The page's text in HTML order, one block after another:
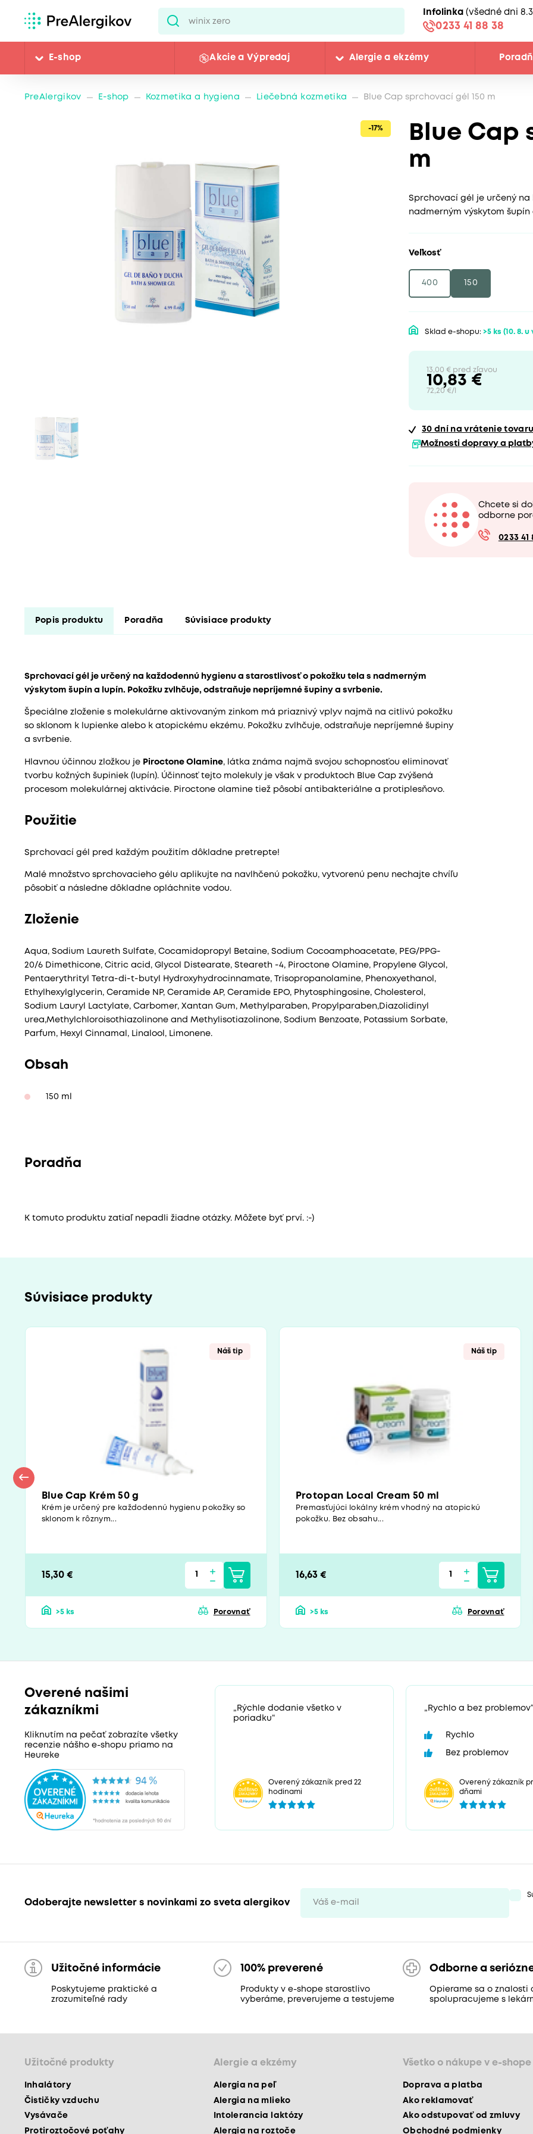
Infolinka (všedné dni
0233 41 88 38
E-shop Akcie a Výpredaj Alergie a ekzémy
PreAlergikov E-shop Kozmetika a hygiena Liečebná kozmetika Blue Cap sprchovací gél 150 m
Blue Cap
m
-17%
Sprchovací gél je určený
nadmerným výskytom šupín
Veľkosť
400 150
Sklad e-shopu: >5 ks (10. 8. u
13,00 € pred zľavou
10,83 €
72,20 €/l
30 dní na vrátenie tovaru
Možnosti dopravy a
Chcete si
odborne
0233 41
Popis produktu Poradňa Súvisiace produkty
Sprchovací gél je určený na každodennú hygienu a starostlivosť o pokožku tela s nadmerným
výskytom šupín a lupín. Pokožku zvlhčuje, odstraňuje nepríjemné šupiny a svrbenie.
Špeciálne zloženie s molekulárne aktivovaným zinkom má priaznivý vplyv najmä na citlivú pokožku
so sklonom k lupienke alebo k atopickému ekzému. Pokožku zvlhčuje, odstraňuje nepríjemné šupiny
a svrbenie.
Hlavnou účinnou zložkou je Piroctone Olamine, látka známa najmä svojou schopnosťou eliminovať
tvorbu kožných šupiniek (lupín). Účinnosť tejto molekuly je však v produktoch Blue Cap zvýšená
procesom molekulárnej aktivácie. Piroctone olamine tiež pôsobí antibakteriálne a protiplesňovo.
Použitie
Sprchovací gél pred každým použitím dôkladne pretrepte!
Malé množstvo sprchovacieho gélu aplikujte na navlhčenú pokožku, vytvorenú penu nechajte chvíľu
pôsobiť a následne dôkladne opláchnite vodou.
Zloženie
Aqua, Sodium Laureth Sulfate, Cocamidopropyl Betaine, Sodium Cocoamphoacetate, PEG/PPG-
20/6 Dimethicone, Citric acid, Glycol Distearate, Steareth -4, Piroctone Olamine, Propylene Glycol,
Pentaerythrityl Tetra-di-t-butyl Hydroxyhydrocinnamate, Trisopropanolamine, Phenoxyethanol,
Ethylhexylglycerin, Ceramide NP, Ceramide AP, Ceramide EPO, Phytosphingosine, Cholesterol,
Sodium Lauryl Lactylate, Carbomer, Xantan Gum, Methylparaben, Propylparaben,Diazolidinyl
urea,Methylchloroisothiazolinone and Methylisotiazolinone, Sodium Benzoate, Potassium Sorbate,
Parfum, Hexyl Cinnamal, Linalool, Limonene.
Obsah
150 ml
Poradňa
K tomuto produktu zatiaľ nepadli žiadne otázky. Môžete byť prví. :-)
Súvisiace produkty
Náš tip
Blue Cap Krém 50 g
Krém je určený pre každodennú hygienu pokožky so
sklonom k rôznym...
15,30 €
>5 ks Porovnať
Náš tip
Protopan Local Cream 50 ml
Premasťujúci lokálny krém vhodný na atopickú
pokožku. Bez obsahu...
16,63 €
>5 ks Porovnať
Overené našimi
zákazníkmi
Kliknutím na pečať zobrazíte všetky
recenzie nášho e-shopu priamo na
Heureke
„Rýchle dodanie všetko v
poriadku“
Overený zákazník pred 22
hodinami
„Rychlo a bez problemov“
Rychlo
Bez problemov
Overený zákazník
dňami
Odoberajte newsletter s novinkami zo sveta alergikov
Užitočné informácie
Poskytujeme praktické a
zrozumiteľné rady
100% preverené
Produkty v e-shope starostlivo
vyberáme, preverujeme a testujeme
Odborne a
Opierame sa o znalosti
spolupracujeme s
Užitočné produkty
Inhalátory
Čističky vzduchu
Vysávače
Protiroztočové poťahy
Alergie a ekzémy
Alergia na peľ
Alergia na mlieko
Intolerancia laktózy
Alergia na roztoče
Všetko o nákupe v e-shope
Doprava a platba
Ako reklamovať
Ako odstupovať od zmluvy
Obchodné podmienky